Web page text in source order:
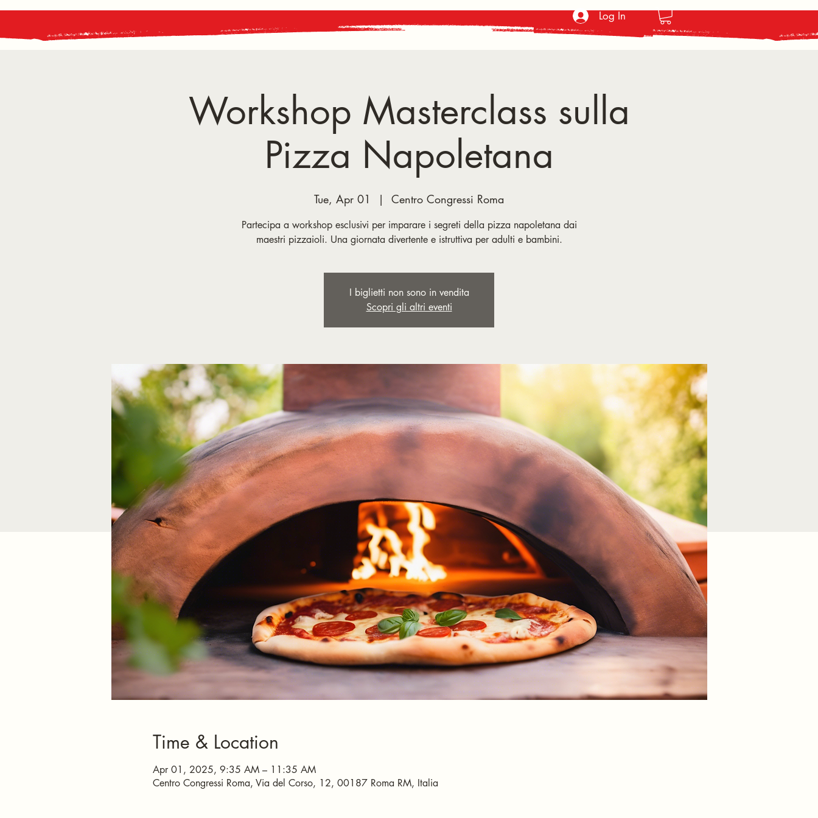
Log In
Workshop Masterclass sulla
Pizza Napoletana
Tue, Apr 01
  |
Centro Congressi Roma
Partecipa a workshop esclusivi per imparare i segreti della pizza napoletana dai
maestri pizzaioli. Una giornata divertente e istruttiva per adulti e bambini.
I biglietti non sono in vendita
Scopri gli altri eventi
Time & Location
Apr 01, 2025, 9:35 AM – 11:35 AM
Centro Congressi Roma, Via del Corso, 12, 00187 Roma RM, Italia